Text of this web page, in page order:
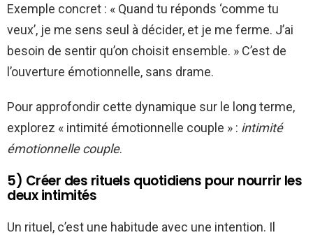
Exemple concret : « Quand tu réponds ‘comme tu
veux’, je me sens seul à décider, et je me ferme. J’ai
besoin de sentir qu’on choisit ensemble. » C’est de
l’ouverture émotionnelle, sans drame.
Pour approfondir cette dynamique sur le long terme,
explorez « intimité émotionnelle couple » : intimité
émotionnelle couple.
5) Créer des rituels quotidiens pour nourrir les
deux intimités
Un rituel, c’est une habitude avec une intention. Il